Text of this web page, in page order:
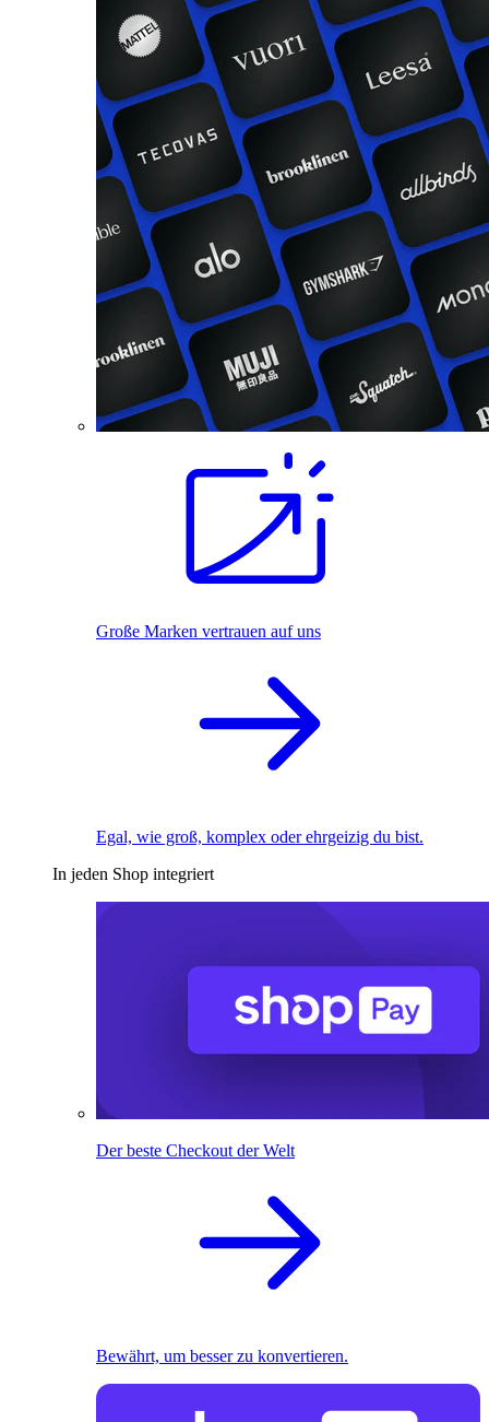
Große Marken vertrauen auf uns
Egal, wie groß, komplex oder ehrgeizig du bist.
In jeden Shop integriert
Der beste Checkout der Welt
Bewährt, um besser zu konvertieren.